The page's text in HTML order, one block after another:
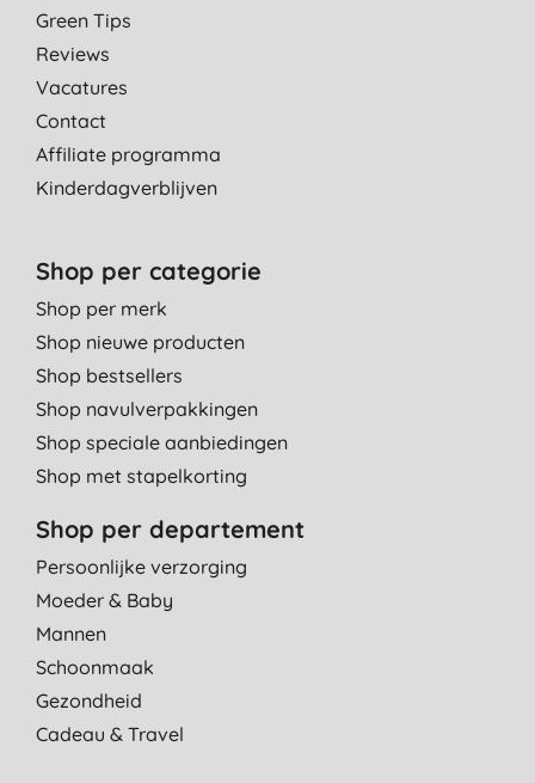
Green Tips
Reviews
Vacatures
Contact
Affiliate programma
Kinderdagverblijven
Shop per categorie
Shop per merk
Shop nieuwe producten
Shop bestsellers
Shop navulverpakkingen
Shop speciale aanbiedingen
Shop met stapelkorting
Shop per departement
Persoonlijke verzorging
Moeder & Baby
Mannen
Schoonmaak
Gezondheid
Cadeau & Travel